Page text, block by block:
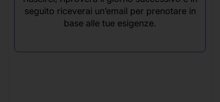
seguito riceverai un’email per prenotare in
base alle tue esigenze.